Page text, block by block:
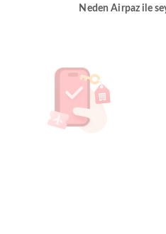
Neden Airpaz ile